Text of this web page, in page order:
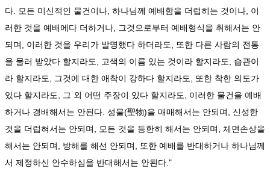
다. 모든 미신적인 물건이나, 하나님께 예배함을 더럽히는 것이나, 이
러한 것을 예배에다 더하거나, 그것으로부터 예배형식을 취해서는 안
되며, 이러한 것을 우리가 발명했다 하더라도, 또한 다른 사람의 전통
을 물러 받았다 할지라도, 고색의 이름 있는 것이라 할지라도, 습관이
라 할지라도, 그것에 대한 애착이 강하다 할지라도, 또한 착한 의도가
있다 할지라도, 그 외 어떤 주장이 있다 할지라도, 이러한 물건을 예배
하거나 경배해서는 안된다. 성물(聖物)을 매매해서는 안되며, 신성한
것을 더럽혀서는 안되며, 모든 것을 등한히 해서는 안되며, 체면손상을
해서는 안되며, 방해를 해선 안되며, 또한 예배를 반대하거나 하나님께
서 제정하신 안수하심을 반대해서는 안된다."